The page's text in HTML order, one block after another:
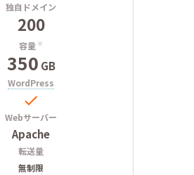
独自ドメイン
200
容量 ※
350 GB
WordPress

Webサーバー
Apache
転送量
無制限